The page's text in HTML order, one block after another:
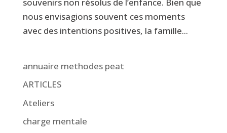
nous envisagions souvent ces moments
avec des intentions positives, la famille...
annuaire methodes peat
ARTICLES
Ateliers
charge mentale